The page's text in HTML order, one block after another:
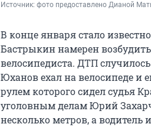
Источник: фото предоставлено Дианой
В конце января стало
Бастрыкин намерен
велосипедиста. ДТП
Юханов ехал на велосипеде и
рулем которого сидел судья
уголовным делам Юрий
несколько метров, а